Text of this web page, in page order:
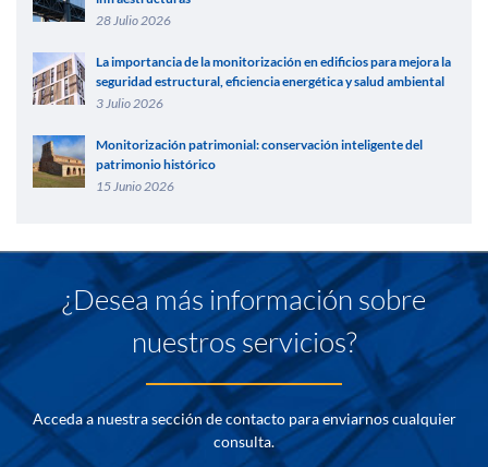
28 Julio 2026
La importancia de la monitorización en edificios para mejora la
seguridad estructural, eficiencia energética y salud ambiental
3 Julio 2026
Monitorización patrimonial: conservación inteligente del
patrimonio histórico
15 Junio 2026
¿Desea más información sobre
nuestros servicios?
Acceda a nuestra sección de contacto para enviarnos cualquier
consulta.